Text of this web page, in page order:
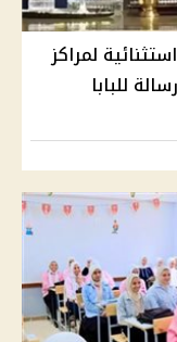
لمراكز
للبابا